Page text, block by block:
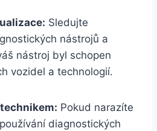
Sledujte
nástrojů a
nástroj byl schopen
vozidel a technologií.
Pokud narazíte
diagnostických